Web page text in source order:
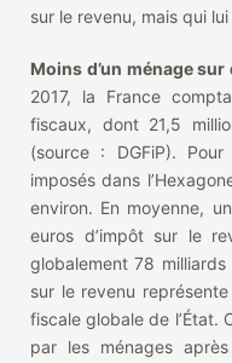
sur le revenu, mais qui
Moins d’un ménage
2017, la France
fiscaux, dont 21,5
(source : DGFiP).
imposés dans
environ. En moyenne,
euros d’impôt sur le
globalement 78 milliards
sur le revenu
fiscale globale de l’État.
par les ménages